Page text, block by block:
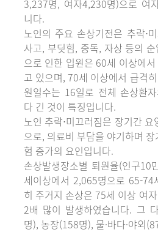
3,237명, 여자4,230명)으로 여
니다.
노인의 주요 손상기전은 추락⋅
사고, 부딪힘, 중독, 자상 등의
으로 인한 입원은 60세 이상에
고 있으며, 70세 이상에서 급격
원일수는 16일로 전체 손상환
다 긴 것이 특징입니다.
노인 추락⋅미끄러짐은 장기간
으로, 의료비 부담을 야기하며
험 증가의 요인입니다.
손상발생장소별 퇴원율(인구10
세이상에서 2,065명으로 65-
히 주거지 손상은 75세 이상 여
2배 많이 발생하였습니다. 그
명), 농장(158명), 물·바다·야외